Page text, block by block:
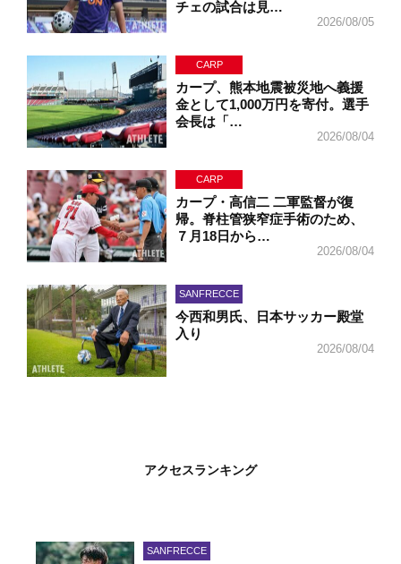
チェの試合は見…
2026/08/05
CARP
カープ、熊本地震被災地へ義援
金として1,000万円を寄付。選手
会長は「…
2026/08/04
CARP
カープ・高信二 二軍監督が復
帰。脊柱管狭窄症手術のため、
７月18日から…
2026/08/04
SANFRECCE
今西和男氏、日本サッカー殿堂
入り
2026/08/04
アクセスランキング
SANFRECCE